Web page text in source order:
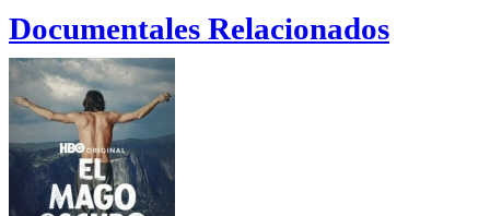
Documentales Relacionados